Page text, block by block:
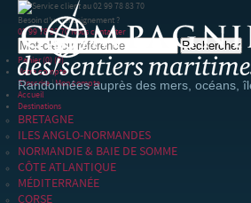
Randonnées auprès des mers, océans,
Besoin d'un renseignement ?
02 99 78 83 70Nous contacter
Panier(0) (0)
Votre compte
S'inscrire|Mon compte
Accueil
Destinations
BRETAGNE
ILES ANGLO-NORMANDES
NORMANDIE & BAIE DE SOMME
CÔTE ATLANTIQUE
MÉDITERRANÉE
CORSE